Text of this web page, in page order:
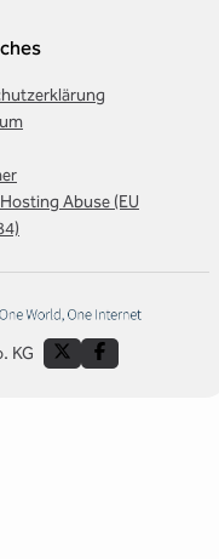
Abuse (EU
KG